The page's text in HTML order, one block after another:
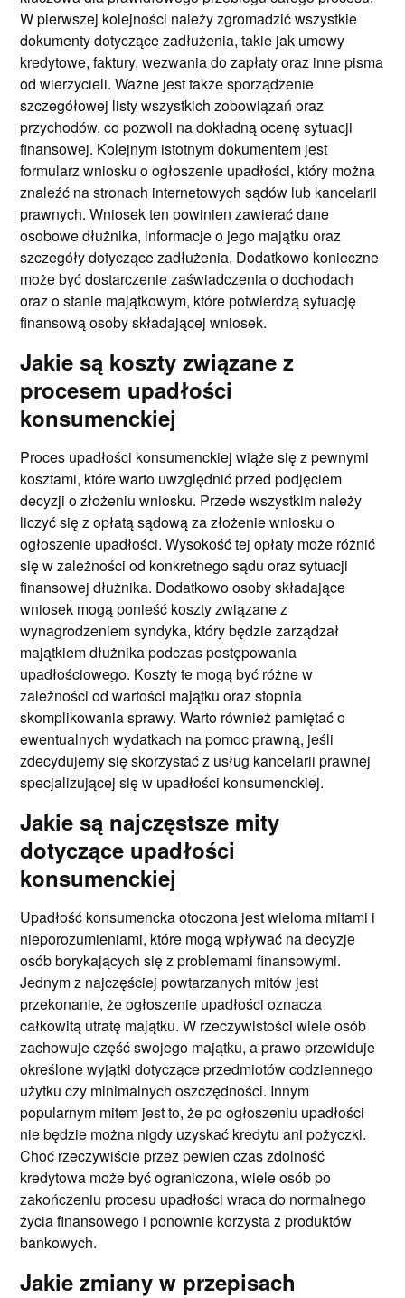
W pierwszej kolejności należy zgromadzić wszystkie
dokumenty dotyczące zadłużenia, takie jak umowy
kredytowe, faktury, wezwania do zapłaty oraz inne pisma
od wierzycieli. Ważne jest także sporządzenie
szczegółowej listy wszystkich zobowiązań oraz
przychodów, co pozwoli na dokładną ocenę sytuacji
finansowej. Kolejnym istotnym dokumentem jest
formularz wniosku o ogłoszenie upadłości, który można
znaleźć na stronach internetowych sądów lub kancelarii
prawnych. Wniosek ten powinien zawierać dane
osobowe dłużnika, informacje o jego majątku oraz
szczegóły dotyczące zadłużenia. Dodatkowo konieczne
może być dostarczenie zaświadczenia o dochodach
oraz o stanie majątkowym, które potwierdzą sytuację
finansową osoby składającej wniosek.
Jakie są koszty związane z
procesem upadłości
konsumenckiej
Proces upadłości konsumenckiej wiąże się z pewnymi
kosztami, które warto uwzględnić przed podjęciem
decyzji o złożeniu wniosku. Przede wszystkim należy
liczyć się z opłatą sądową za złożenie wniosku o
ogłoszenie upadłości. Wysokość tej opłaty może różnić
się w zależności od konkretnego sądu oraz sytuacji
finansowej dłużnika. Dodatkowo osoby składające
wniosek mogą ponieść koszty związane z
wynagrodzeniem syndyka, który będzie zarządzał
majątkiem dłużnika podczas postępowania
upadłościowego. Koszty te mogą być różne w
zależności od wartości majątku oraz stopnia
skomplikowania sprawy. Warto również pamiętać o
ewentualnych wydatkach na pomoc prawną, jeśli
zdecydujemy się skorzystać z usług kancelarii prawnej
specjalizującej się w upadłości konsumenckiej.
Jakie są najczęstsze mity
dotyczące upadłości
konsumenckiej
Upadłość konsumencka otoczona jest wieloma mitami i
nieporozumieniami, które mogą wpływać na decyzje
osób borykających się z problemami finansowymi.
Jednym z najczęściej powtarzanych mitów jest
przekonanie, że ogłoszenie upadłości oznacza
całkowitą utratę majątku. W rzeczywistości wiele osób
zachowuje część swojego majątku, a prawo przewiduje
określone wyjątki dotyczące przedmiotów codziennego
użytku czy minimalnych oszczędności. Innym
popularnym mitem jest to, że po ogłoszeniu upadłości
nie będzie można nigdy uzyskać kredytu ani pożyczki.
Choć rzeczywiście przez pewien czas zdolność
kredytowa może być ograniczona, wiele osób po
zakończeniu procesu upadłości wraca do normalnego
życia finansowego i ponownie korzysta z produktów
bankowych.
Jakie zmiany w przepisach